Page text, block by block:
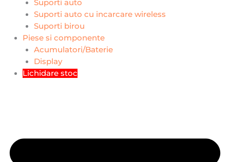
Suporti auto
Suporti auto cu incarcare wireless
Suporti birou
Piese si componente
Acumulatori/Baterie
Display
Lichidare stoc